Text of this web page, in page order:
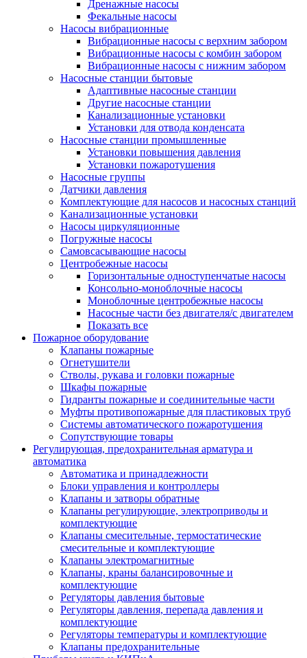
Дренажные насосы
Фекальные насосы
Насосы вибрационные
Вибрационные насосы с верхним забором
Вибрационные насосы с комбин забором
Вибрационные насосы с нижним забором
Насосные станции бытовые
Адаптивные насосные станции
Другие насосные станции
Канализационные установки
Установки для отвода конденсата
Насосные станции промышленные
Установки повышения давления
Установки пожаротушения
Насосные группы
Датчики давления
Комплектующие для насосов и насосных станций
Канализационные установки
Насосы циркуляционные
Погружные насосы
Самовсасывающие насосы
Центробежные насосы
Горизонтальные одноступенчатые насосы
Консольно-моноблочные насосы
Моноблочные центробежные насосы
Насосные части без двигателя/с двигателем
Показать все
Пожарное оборудование
Клапаны пожарные
Огнетушители
Стволы, рукава и головки пожарные
Шкафы пожарные
Гидранты пожарные и соединительные части
Муфты противопожарные для пластиковых труб
Системы автоматического пожаротушения
Сопутствующие товары
Регулирующая, предохранительная арматура и
автоматика
Автоматика и принадлежности
Блоки управления и контроллеры
Клапаны и затворы обратные
Клапаны регулирующие, электроприводы и
комплектующие
Клапаны смесительные, термостатические
смесительные и комплектующие
Клапаны электромагнитные
Клапаны, краны балансировочные и
комплектующие
Регуляторы давления бытовые
Регуляторы давления, перепада давления и
комплектующие
Регуляторы температуры и комплектующие
Клапаны предохранительные